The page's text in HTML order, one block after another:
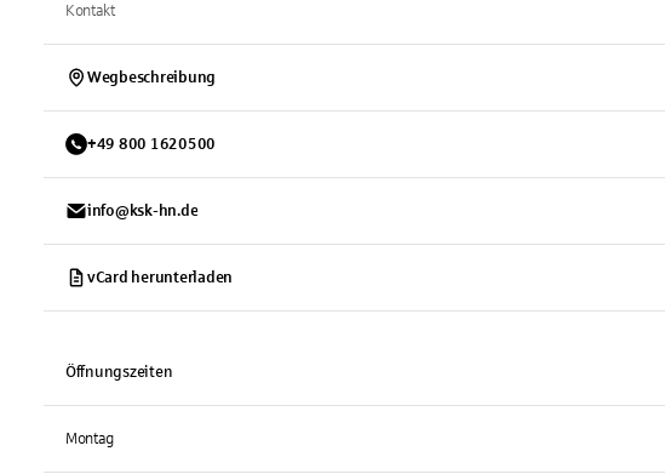
Kontakt
Wegbeschreibung
+49 800 1620500
info@ksk-hn.de
vCard herunterladen
Öffnungszeiten
Montag